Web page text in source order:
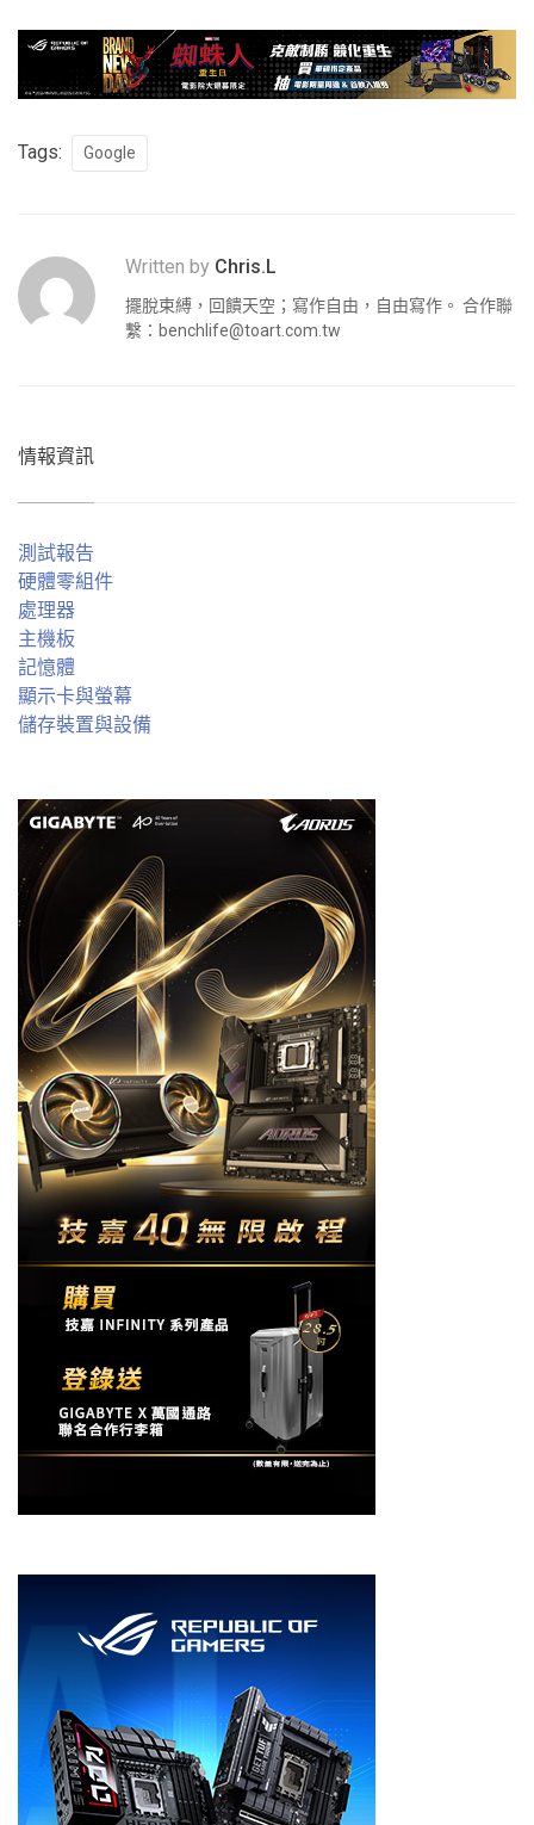
Tags: Google
Written by Chris.L
擺脫束縛，回饋天空；寫作自由，自由寫作。 合作聯
繫： benchlife@toart.com.tw
情報資訊
測試報告
硬體零組件
處理器
主機板
記憶體
顯示卡與螢幕
儲存裝置與設備